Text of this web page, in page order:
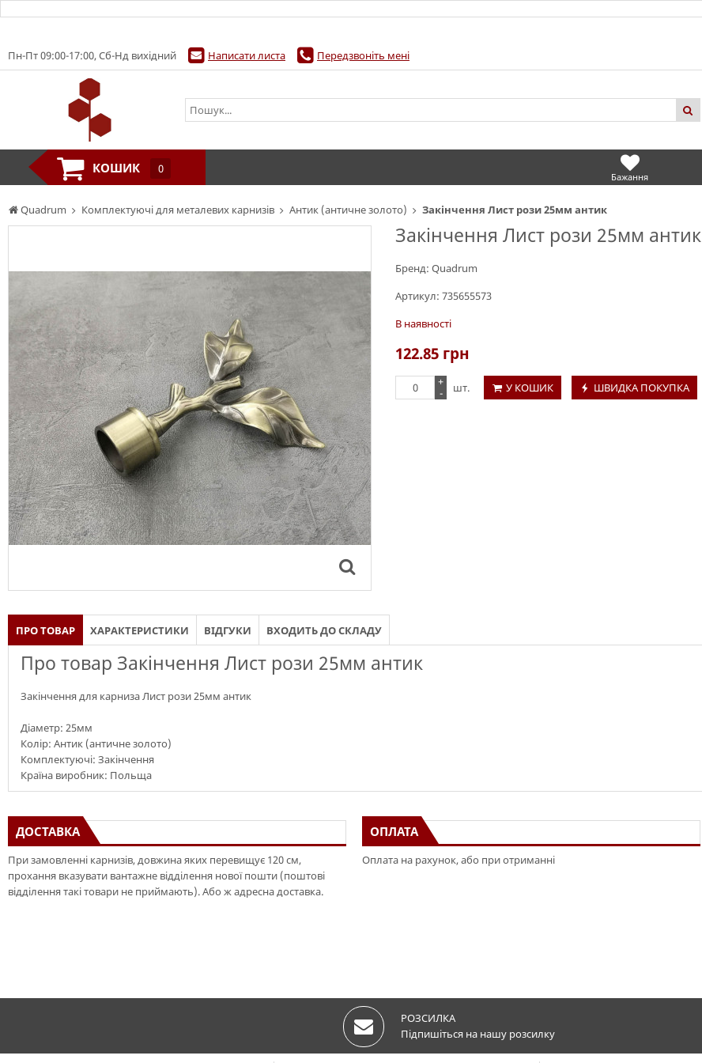
Quadrum Комплектуючі для металевих карнизів Антик (античне золото) Закінчення Лист рози 25мм антик
Закінчення Лист рози 25мм антик
Бренд: Quadrum
Артикул: 735655573
В наявності
122.85 грн
+
-
шт. У КОШИК ШВИДКА ПОКУПКА
ПРО ТОВАР ХАРАКТЕРИСТИКИ ВІДГУКИ ВХОДИТЬ ДО СКЛАДУ
Про товар Закінчення Лист рози 25мм антик
Закінчення для карниза Лист рози 25мм антик
Діаметр: 25мм
Колір: Антик (античне золото)
Комплектуючі: Закінчення
Країна виробник: Польща
ДОСТАВКА
При замовленні карнизів, довжина яких перевищує 120 см,
прохання вказувати вантажне відділення нової пошти (поштові
відділення такі товари не приймають). Або ж адресна доставка.
ОПЛАТА
Оплата на рахунок, або при отриманні
Пн-Пт 09:00-17:00, Сб-Нд вихідний Написати листа Передзвоніть мені
КОШИК 0
Бажання
РОЗСИЛКА
Підпишіться на нашу розсилку